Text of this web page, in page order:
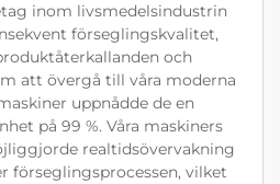
inom livsmedelsindustrin
förseglingskvalitet,
och
att övergå till våra moderna
uppnådde de en
på 99 %. Våra maskiners
realtidsövervakning
förseglingsprocessen, vilket